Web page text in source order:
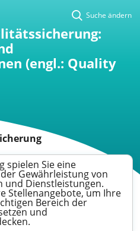
Suche ändern
(engl.: Quality
spielen Sie eine
Gewährleistung von
und Dienstleistungen.
Stellenangebote, um Ihre
Bereich der
und